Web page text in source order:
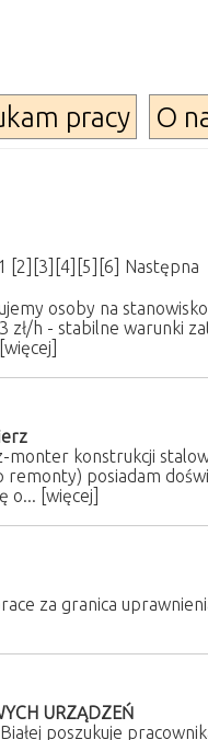
pracy O
1 2 3 4][ 5 6
Następna
osoby na
zł/h - stabilne warunki
[więcej]
monter konstrukcji
remonty) posiadam
o... [więcej]
za granica
URZĄDZEŃ
poszukuje